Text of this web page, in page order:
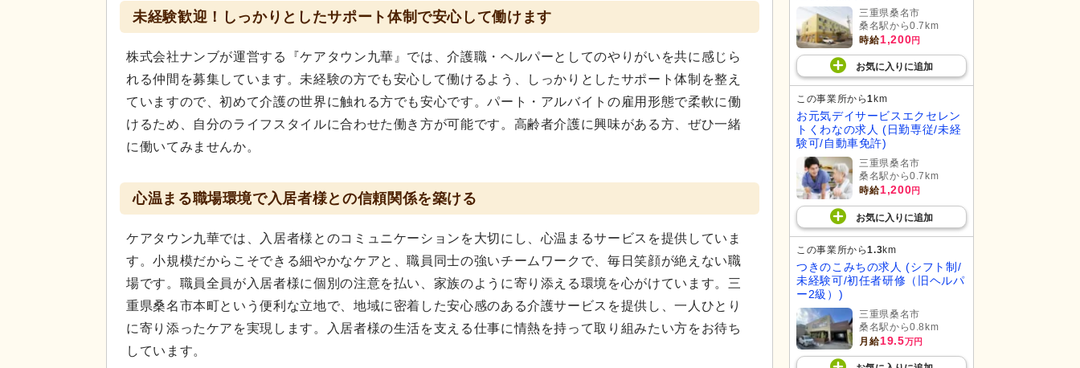
未経験歓迎！しっかりとしたサポート体制で安心して働けます
株式会社ナンブが運営する『ケアタウン九華』では、介護職・ヘルパーとしてのやりがいを共に感じら
れる仲間を募集しています。未経験の方でも安心して働けるよう、しっかりとしたサポート体制を整え
ていますので、初めて介護の世界に触れる方でも安心です。パート・アルバイトの雇用形態で柔軟に働
けるため、自分のライフスタイルに合わせた働き方が可能です。高齢者介護に興味がある方、ぜひ一緒
に働いてみませんか。
心温まる職場環境で入居者様との信頼関係を築ける
ケアタウン九華では、入居者様とのコミュニケーションを大切にし、心温まるサービスを提供していま
す。小規模だからこそできる細やかなケアと、職員同士の強いチームワークで、毎日笑顔が絶えない職
場です。職員全員が入居者様に個別の注意を払い、家族のように寄り添える環境を心がけています。三
重県桑名市本町という便利な立地で、地域に密着した安心感のある介護サービスを提供し、一人ひとり
に寄り添ったケアを実現します。入居者様の生活を支える仕事に情熱を持って取り組みたい方をお待ち
しています。
三重県桑名市
桑名駅から0.7km
時給1,200円
お気に入り に追加
この事業所から1 km
お元気デイサービスエクセレン
トくわなの求人 (日勤専従/未経
験可/自動車免許)
三重県桑名市
桑名駅から0.7km
時給1,200円
お気に入り に追加
この事業所から1.3km
つきのこみちの求人 (シフト制/
未経験可/初任者研修（旧ヘルパ
ー2級）)
三重県桑名市
桑名駅から0.8km
月給19.5万円